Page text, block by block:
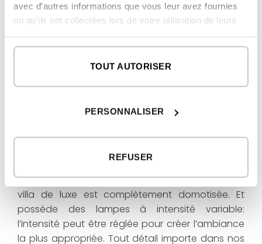
avec d'autres informations que vous leur avez fournies
ou qu'ils ont collectées lors de votre utilisation de leurs
TOUT AUTORISER
PERSONNALISER
REFUSER
Une clôture en pierre, un grand jardin avec une
végétation autochtone et les tons terre et blanc
donnent à cette villa de luxe tout son arôme
méditerranéen. Cette maison modulaire, se
situant sur la plus grande des îles Baléares,
tandis que le standard habituel haut de gamme
Toutes les portes et fenêtres vont du sol au
des maisons modulaires inHAUS. Par ailleurs, cette
villa de luxe est complètement domotisée. Et
possède des lampes à intensité variable:
l’intensité peut être réglée pour créer l’ambiance
la plus appropriée. Tout détail importe dans nos